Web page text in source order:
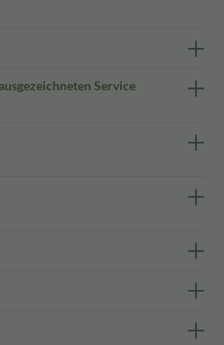
Service